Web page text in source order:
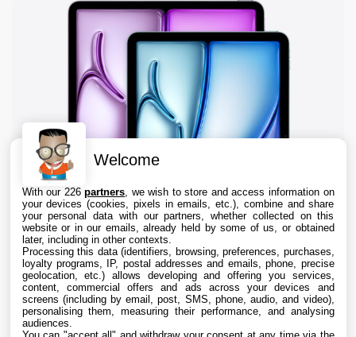
iPad : les ventes reculent de 8%, mais Apple
domine toujours outrageusement le marché
Welcome
With our 226partners , we wish to store and access information on
your devices (cookies, pixels in emails, etc.), combine and share
your personal data with our partners, whether collected on this
website or in our emails, already held by some of us, or obtained
later, including in other contexts.
Processing this data (identifiers, browsing, preferences, purchases,
loyalty programs, IP, postal addresses and emails, phone, precise
geolocation, etc.) allows developing and offering you services,
content, commercial offers and ads across your devices and
screens (including by email, post, SMS, phone, audio, and video),
personalising them, measuring their performance, and analysing
audiences.
You can "accept all" and withdraw your consent at any time via the